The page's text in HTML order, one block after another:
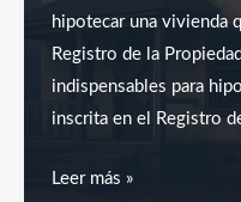
hipotecar una vivienda
Registro de la
indispensables para
inscrita en el Registro
¿Se
Leer más »